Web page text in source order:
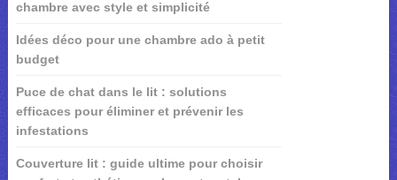
chambre avec style et simplicité
Idées déco pour une chambre ado à petit
budget
Puce de chat dans le lit : solutions
efficaces pour éliminer et prévenir les
infestations
Couverture lit : guide ultime pour choisir